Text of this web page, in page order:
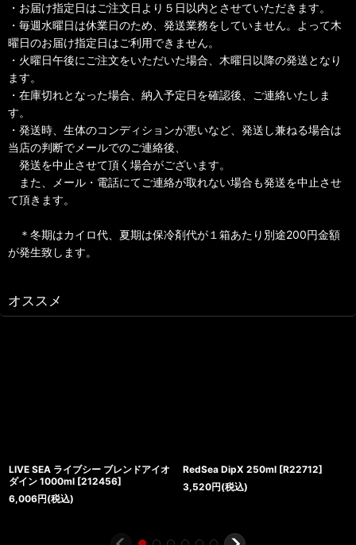
・お届け指定日はご注文日より５日以内とさせていただきます。
・毎週水曜日は休業日のため、発送業務をしていません。よって木
曜日のお届け指定日はご利用できません。
・火曜日午後にご注文をいただいた場合、木曜日以降の発送となり
ます。
・在庫切れとなった場合、納入予定日を確認後、ご連絡いたしま
す。
・発送時、生体のコンディションが悪いなど、発送し兼ねる場合は
当店の判断でメールでのご連絡後、
発送を中止させて頂く場合がございます。
また、メール・電話にてご連絡が取れない場合も発送を中止させ
て頂きます。
＊冬期はカイロ代、夏期は保冷剤代が１箱あたり別途200円金額
が発生致します。
オススメ
LIVE SEA ライブシー ブレンドアイオ
ダイン 1000ml [212456]
6,006円(税込)
RedSea DipX 250ml [R22712]
3,520円(税込)